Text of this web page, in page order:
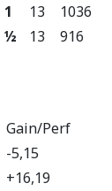
1 13
1036
½ 13 916
Gain/Perf
-5,15
+16,19